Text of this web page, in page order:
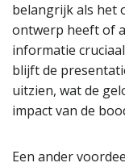
belangrijk als het
ontwerp heeft of
informatie
blijft de
uitzien, wat de
impact van de
Een ander